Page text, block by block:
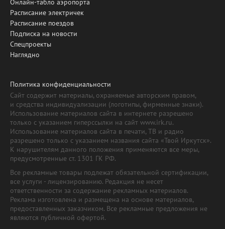
Онлайн-табло аэропорта
Расписание электричек
Расписание поездов
Подписка на новости
Спецпроекты
Наглядно
Политика конфиденциальности
Сайт содержит материалы, охраняемые авторским правом,
и средства индивидуализации (логотипы, фирменные знаки).
Использование материалов сайта в интернете разрешено
только с указанием гиперссылки на сайт www.irk.ru.
Использование материалов сайта в печати, ТВ и радио
разрешено только с указанием названия сайта «Твой Иркутск».
К нарушителям данного положения применяются все меры,
предусмотренные ст. 1301 ГК РФ.
Все рекламные товары подлежат обязательной сертификации,
все услуги - лицензированию. Редакция не несет
ответственности за содержание рекламных материалов.
Реклама изготовлена и размещена на основе материалов,
предоставленных заказчиком. Все рекламные предложения не
являются публичной офертой.